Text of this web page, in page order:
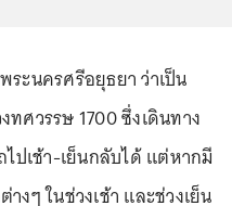
ะนครศรีอยุธยา ว่าเป็น
ศวรรษ 1700 ซึ่งเดินทาง
ปเช้า-เย็นกลับได้ แต่หากมี
งๆ ในช่วงเช้า และช่วงเย็น